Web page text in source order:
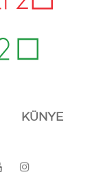
KÜNYE